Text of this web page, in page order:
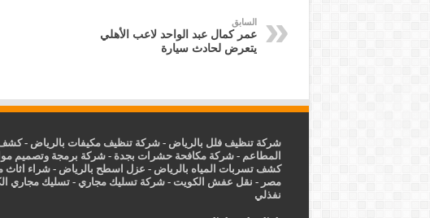
السابق
عمر كمال عبد الواحد لاعب الأهلي
يتعرض لحادث سيارة
شركة تنظيف فلل بالرياض -شركة تنظيف مكيفات بالرياض -كشف
المطاعم -شركة مكافحة حشرات بجدة -شركة برمجة وتصميم
كشف تسربات المياه بالرياض - عزل اسطح بالرياض -شراء اثاث
مصر - نقل عفش الكويت -شركة تسليك مجاري -تسليك مجاري
نفذلي